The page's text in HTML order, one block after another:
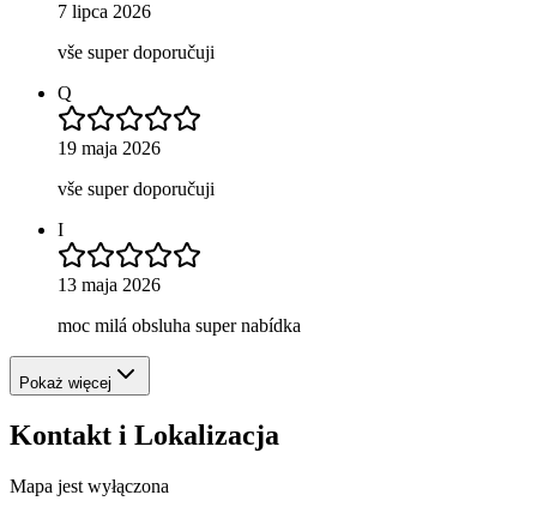
7 lipca 2026
vše super doporučuji
Q
19 maja 2026
vše super doporučuji
I
13 maja 2026
moc milá obsluha super nabídka
Pokaż więcej
Kontakt i Lokalizacja
Mapa jest wyłączona